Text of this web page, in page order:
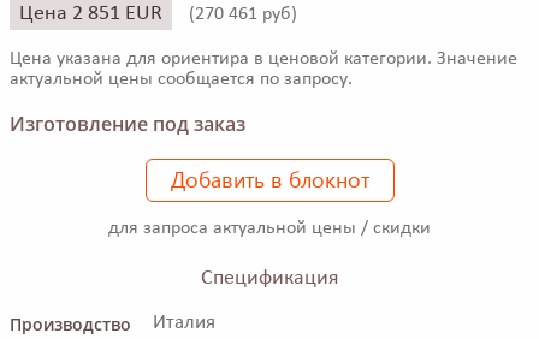
Цена 2 851 EUR (270 461 руб)
Цена указана для ориентира в ценовой категории. Значение
актуальной цены сообщается по запросу.
Изготовление под заказ
Добавить в блокнот
для запроса актуальной цены / скидки
Спецификация
Производство
Италия